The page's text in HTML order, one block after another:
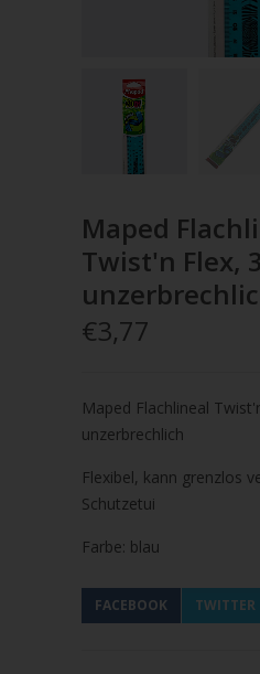
Maped
Twist'n Flex,
€3,77
Maped Flachlineal
unzerbrechlich
Flexibel, kann grenzlos
Schutzetui
Farbe: blau
FACEBOOK TWITTER